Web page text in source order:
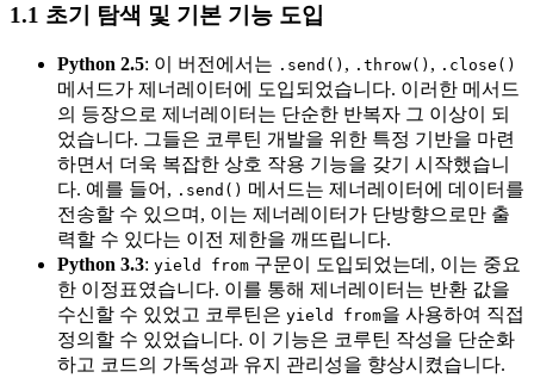
1.1 초기 탐색 및 기본 기능 도입
Python 2.5: 이 버전에서는 .send() , .throw() , .close()
메서드가 제너레이터에 도입되었습니다. 이러한 메서드
의 등장으로 제너레이터는 단순한 반복자 그 이상이 되
었습니다. 그들은 코루틴 개발을 위한 특정 기반을 마련
하면서 더욱 복잡한 상호 작용 기능을 갖기 시작했습니
다. 예를 들어, .send() 메서드는 제너레이터에 데이터를
전송할 수 있으며, 이는 제너레이터가 단방향으로만 출
력할 수 있다는 이전 제한을 깨뜨립니다.
Python 3.3: yield from 구문이 도입되었는데, 이는 중요
한 이정표였습니다. 이를 통해 제너레이터는 반환 값을
수신할 수 있었고 코루틴은 yield from을 사용하여 직접
정의할 수 있었습니다. 이 기능은 코루틴 작성을 단순화
하고 코드의 가독성과 유지 관리성을 향상시켰습니다.